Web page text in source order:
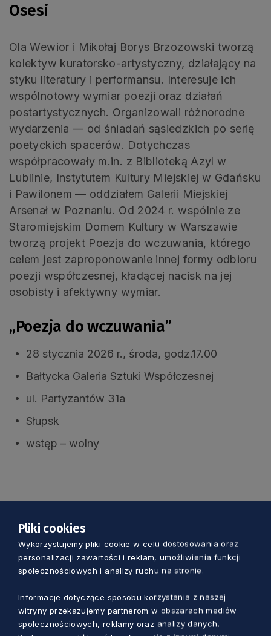
Osesi
Ola Wewior i Mikołaj Borys Brzozowski tworzą
kolektyw kuratorsko-artystyczny, działający na
styku literatury i performansu. Interesuje ich
wspólnotowy wymiar poezji oraz działań
postartystycznych. Organizowali różnorodne
wydarzenia — od śniadań sąsiedzkich po serię
poetyckich spacerów. Dotychczas
współpracowały m.in. z Biblioteką Azyl w
Lublinie, Instytutem Kultury Miejskiej w Gdańsku
i Pawilonem — oddziałem Galerii Miejskiej
Arsenał w Poznaniu. Od 2024 r. wspólnie ze
Staromiejskim Domem Kultury w Warszawie
tworzą projekt Poezja do wczuwania, którego
celem jest zaproponowanie innej formy odbioru
poezji współczesnej, kładącej nacisk na jej
osobisty i afektywny wymiar.
„Poezja do wczuwania”
28 stycznia 2026 r., środa, godz.17.00
Bałtycka Galeria Sztuki Współczesnej
ul. Partyzantów 31a
Słupsk
wstęp – wolny
Zobacz również
Pliki cookies
Wykorzystujemy pliki cookie w celu dostosowania oraz
personalizacji zawartości i reklam, umożliwienia funkcji
społecznościowych i analizy ruchu na stronie.
Informacje dotyczące sposobu korzystania z naszej
witryny przekazujemy partnerom w obszarach mediów
społecznościowych, reklamy oraz analizy danych.